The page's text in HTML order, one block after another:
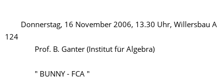
Donnerstag, 16 November 2006, 13.30 Uhr, Willersbau A
124
Prof. B. Ganter (Institut für Algebra)
" BUNNY - FCA "